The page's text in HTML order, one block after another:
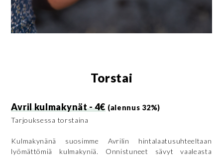
Torstai
Avril kulmakynät - 4€ (alennus 32%)
Tarjouksessa torstaina
Kulmakynänä suosimme Avrilin hintalaatusuhteeltaan
lyömättömiä kulmakyniä. Onnistuneet sävyt vaaleasta